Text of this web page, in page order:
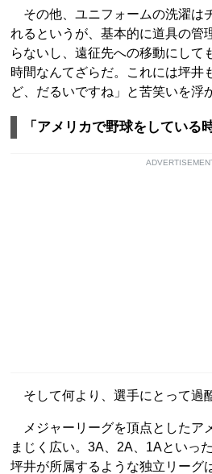
その他、ユニフォームの洗濯は
れるというが、基本的に道具の管
らないし、遠征先への移動にして
時間なんてざらだ。これには坪井
ど、だるいですね」と苦笑いを浮
「アメリカで野球をしている
そして何より、選手にとって過
メジャーリーグを頂点としたア
まじく広い。3A、2A、1Aといっ
坪井が所属するような独立リーグ